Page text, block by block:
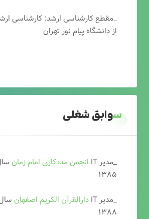
از دانشگاه پیام نور تهران
سوابق شغلی
_مدیر IT انجمن مددکاری امام زمان
۱۳۸۵
_مدیر IT
دارالقرآن الکریم اصفهان
۱۳۸۸